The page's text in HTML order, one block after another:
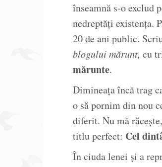
înseamnă s-o exclud
nedreptăți existența.
20 de ani public.
blogului mărunt, cu
mărunte.
Dimineața încă trag
o să pornim din nou
diferit. Nu mă
titlu perfect: Cel
În ciuda lenei și a